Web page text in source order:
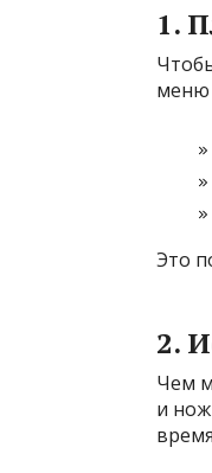
1.
меню
Это
2.
Чем
и